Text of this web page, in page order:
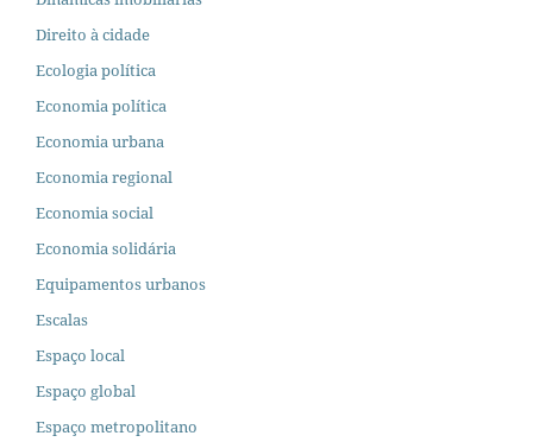
Direito à cidade
Ecologia política
Economia política
Economia urbana
Economia regional
Economia social
Economia solidária
Equipamentos urbanos
Escalas
Espaço local
Espaço global
Espaço metropolitano